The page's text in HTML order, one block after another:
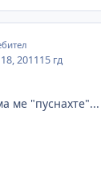
201115 гд
ме "пуснахте"...